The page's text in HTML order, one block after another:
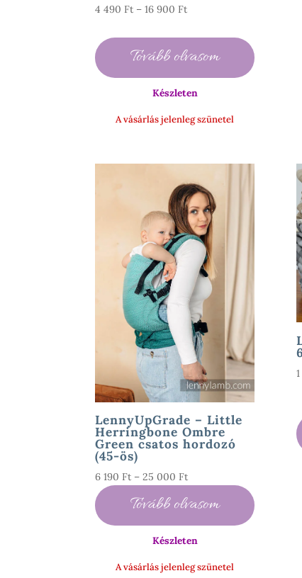
4 490 Ft – 16 900 FtÁrtartomány:
490 Ft
-
900 Ft
Tovább olvasom
Készleten
A vásárlás jelenleg szünetel
LennyUpGrade – Little
Herringbone Ombre
Green csatos hordozó
(45-ös)
6 190 Ft – 25 000 FtÁrtartomány:
190 Ft
-
25
Tovább olvasom
Készleten
A vásárlás jelenleg szünetel